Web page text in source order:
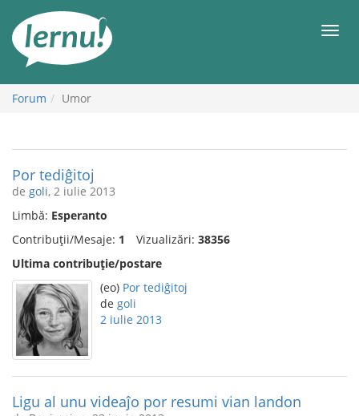
conținut
Forum Umor
Por tediĝitoj
de goli, 2 iulie 2013
Limbă: Esperanto
Contribuții/Mesaje: 1 Vizualizări: 38356
Ultima contribuție/postare
(eo) Por tediĝitoj
de goli
2 iulie 2013
Ligu al unu videaĵo por resumi vian landon